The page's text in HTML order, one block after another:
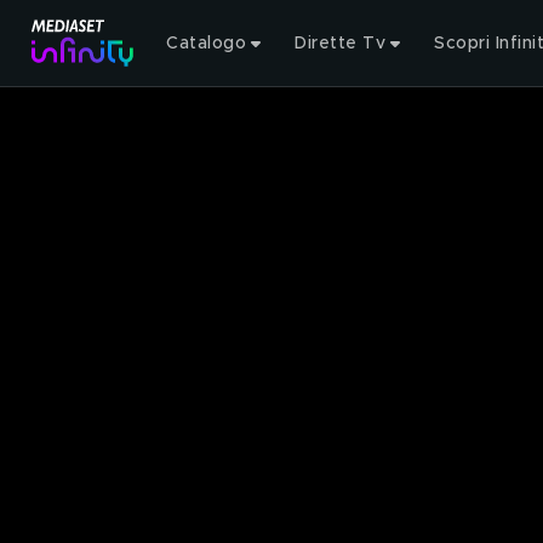
Catalogo Dirette Tv Scopri